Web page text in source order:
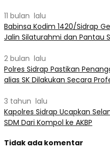
11 bulan lalu
Babinsa Kodim 1420/Sidrap
Jalin Silaturahmi dan Pantau
2 bulan lalu
Polres Sidrap Pastikan
alias SK Dilakukan Secara
3 tahun lalu
Kapolres Sidrap Ucapkan
SDM Dari Kompol ke AKBP
Tidak ada komentar